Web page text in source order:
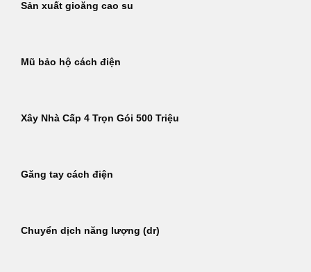
Sản xuất gioăng cao su
Mũ bảo hộ cách điện
Xây Nhà Cấp 4 Trọn Gói 500 Triệu
Găng tay cách điện
Chuyển dịch năng lượng (dr)